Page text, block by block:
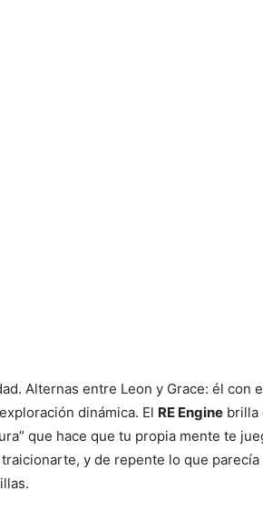
Alternas entre Leon y Grace: él con
dinámica. El RE Engine brilla
que hace que tu propia mente te
y de repente lo que parecía